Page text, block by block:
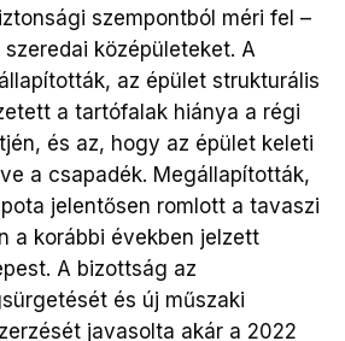
szempontból méri fel –
középületeket. A
az épület strukturális
a tartófalak hiánya a régi
és az, hogy az épület keleti
a csapadék. Megállapították,
jelentősen romlott a tavaszi
a korábbi években jelzett
A bizottság az
és új műszaki
javasolta akár a 2022